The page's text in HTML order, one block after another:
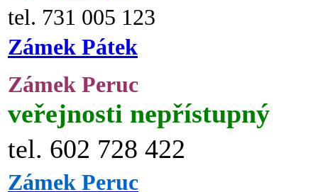
tel. 731 005 123
Zámek Pátek
Zámek Peruc
veřejnosti nepřístupný
tel. 602 728 422
Zámek Peruc